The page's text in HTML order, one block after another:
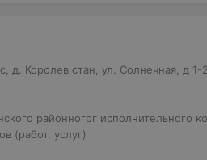
Королев стан, ул. Солнечная, д 1-
районногог исполнительного
(работ, услуг)